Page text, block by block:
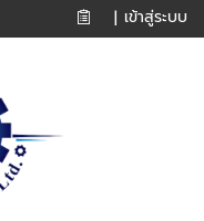
| เข้าสู่ระบบ